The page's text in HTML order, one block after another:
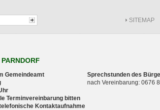
SITEMAP
im Gemeindeamt
Terminvereinbarung bitten
Kontaktaufnahme
Sprechstunden des
nach Vereinbarung: 0676